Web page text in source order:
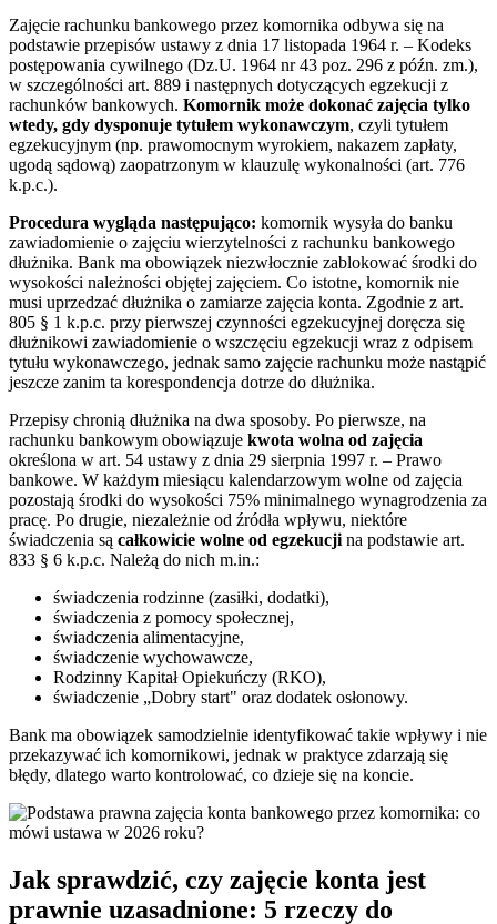
Zajęcie rachunku bankowego przez komornika odbywa się na
podstawie przepisów ustawy z dnia 17 listopada 1964 r. – Kodeks
postępowania cywilnego (Dz.U. 1964 nr 43 poz. 296 z późn. zm.),
w szczególności art. 889 i następnych dotyczących egzekucji z
rachunków bankowych. Komornik może dokonać zajęcia tylko
wtedy, gdy dysponuje tytułem wykonawczym, czyli tytułem
egzekucyjnym (np. prawomocnym wyrokiem, nakazem zapłaty,
ugodą sądową) zaopatrzonym w klauzulę wykonalności (art. 776
k.p.c.).
Procedura wygląda następująco: komornik wysyła do banku
zawiadomienie o zajęciu wierzytelności z rachunku bankowego
dłużnika. Bank ma obowiązek niezwłocznie zablokować środki do
wysokości należności objętej zajęciem. Co istotne, komornik nie
musi uprzedzać dłużnika o zamiarze zajęcia konta. Zgodnie z art.
805 § 1 k.p.c. przy pierwszej czynności egzekucyjnej doręcza się
dłużnikowi zawiadomienie o wszczęciu egzekucji wraz z odpisem
tytułu wykonawczego, jednak samo zajęcie rachunku może nastąpić
jeszcze zanim ta korespondencja dotrze do dłużnika.
Przepisy chronią dłużnika na dwa sposoby. Po pierwsze, na
rachunku bankowym obowiązuje kwota wolna od zajęcia
określona w art. 54 ustawy z dnia 29 sierpnia 1997 r. – Prawo
bankowe. W każdym miesiącu kalendarzowym wolne od zajęcia
pozostają środki do wysokości 75% minimalnego wynagrodzenia za
pracę. Po drugie, niezależnie od źródła wpływu, niektóre
świadczenia są całkowicie wolne od egzekucji na podstawie art.
833 § 6 k.p.c. Należą do nich m.in.:
świadczenia rodzinne (zasiłki, dodatki),
świadczenia z pomocy społecznej,
świadczenia alimentacyjne,
świadczenie wychowawcze,
Rodzinny Kapitał Opiekuńczy (RKO),
świadczenie „Dobry start" oraz dodatek osłonowy.
Bank ma obowiązek samodzielnie identyfikować takie wpływy i nie
przekazywać ich komornikowi, jednak w praktyce zdarzają się
błędy, dlatego warto kontrolować, co dzieje się na koncie.
Jak sprawdzić, czy zajęcie konta jest
prawnie uzasadnione: 5 rzeczy do